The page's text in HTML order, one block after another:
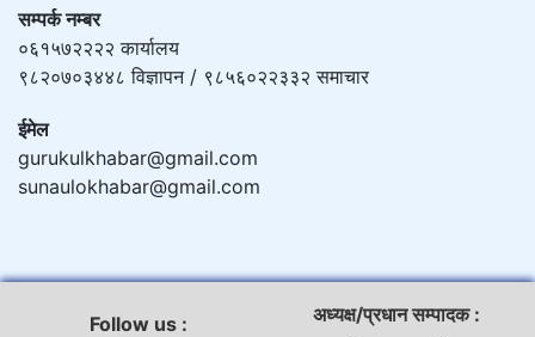
सम्पर्क नम्बर
०६१५७२२२२ कार्यालय
९८२०७०३४४८ विज्ञापन / ९८५६०२२३३२ समाचार
ईमेल
gurukulkhabar@gmail.com
sunaulokhabar@gmail.com
Follow us :
अध्यक्ष/प्रधान सम्पादक :